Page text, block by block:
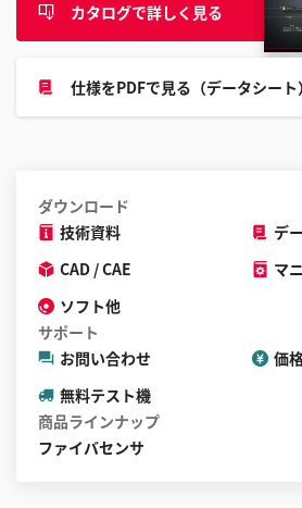
カタログで詳しく見る
仕様をPDFで見る（データシート）
ダウンロード
技術資料
デ
CAD / CAE
マ
ソフト他
サポート
お問い合わせ
価
無料テスト機
商品ラインナップ
ファイバセンサ